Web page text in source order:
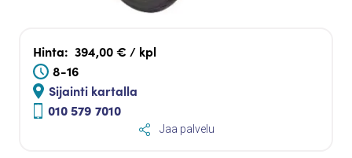
Hinta: 394,00 € / kpl
8-16
Sijainti kartalla
010 579 7010
Jaa palvelu